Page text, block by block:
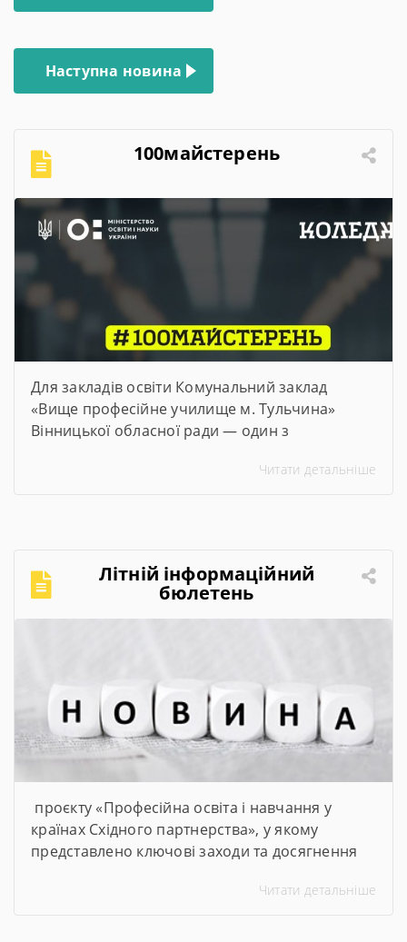
записів
Наступна новина
100майстерень
Для закладів освіти Комунальний заклад
«Вище професійне училище м. Тульчина»
Вінницької обласної ради — один з
реалізується @Міністерством освіти і науки
щоб студенти мали змогу опановувати сучасні
та актуальні професії та спеціальності. Завдяки
субвенції в розмірі […]
Читати детальніше
Літній інформаційний
бюлетень
проєкту «Професійна освіта і навчання у
країнах Східного партнерства», у якому
представлено ключові заходи та досягнення
Читати детальніше